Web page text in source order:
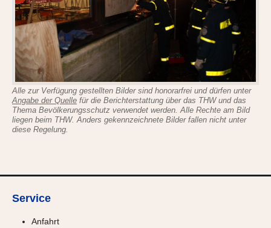
Alle zur Verfügung gestellten Bilder sind honorarfrei und dürfen unter
Angabe der Quelle für die Berichterstattung über das THW und das
Thema Bevölkerungsschutz verwendet werden. Alle Rechte am Bild
liegen beim THW. Anders gekennzeichnete Bilder fallen nicht unter
diese Regelung.
Service
Anfahrt